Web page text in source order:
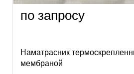
по запросу
Наматрасник
мембраной